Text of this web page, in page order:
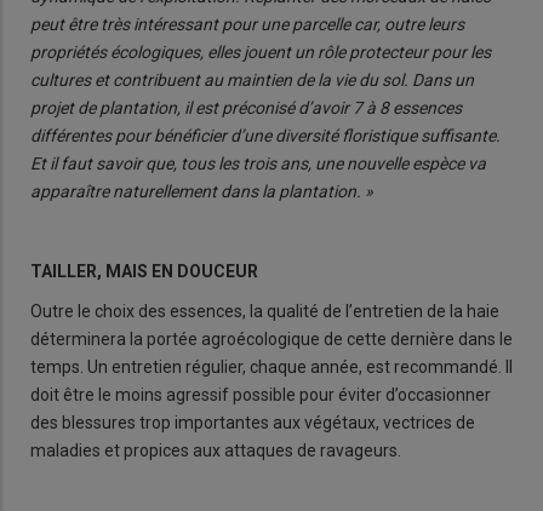
peut être très intéressant pour une parcelle car, outre leurs
propriétés écologiques, elles jouent un rôle protecteur pour les
cultures et contribuent au maintien de la vie du sol. Dans un
projet de plantation, il est préconisé d’avoir 7 à 8 essences
différentes pour bénéficier d’une diversité floristique suffisante.
Et il faut savoir que, tous les trois ans, une nouvelle espèce va
apparaître naturellement dans la plantation. »
TAILLER, MAIS EN DOUCEUR
Outre le choix des essences, la qualité de l’entretien de la haie
déterminera la portée agroécologique de cette dernière dans le
temps. Un entretien régulier, chaque année, est recommandé. Il
doit être le moins agressif possible pour éviter d’occasionner
des blessures trop importantes aux végétaux, vectrices de
maladies et propices aux attaques de ravageurs.